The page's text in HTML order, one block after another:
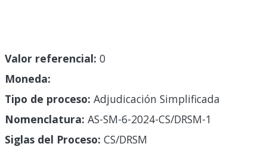
Valor referencial: 0
Moneda:
Tipo de proceso: Adjudicación Simplificada
Nomenclatura: AS-SM-6-2024-CS/DRSM-1
Siglas del Proceso: CS/DRSM